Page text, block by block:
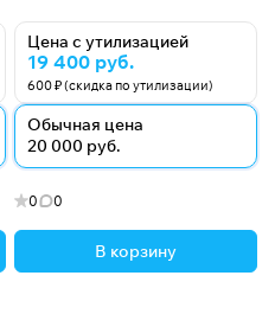
Цена с утилизацией
19 400 руб.
600 ₽ (скидка по утилизации)
Обычная цена
20 000 руб.
0 0
В корзину